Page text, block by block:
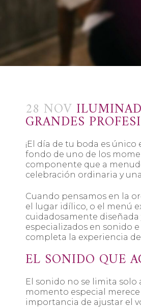
28 NOV
GRANDES
¡El día de tu boda es
fondo de uno de los
componente que a
celebración ordinaria y
Cuando pensamos en la
el lugar idílico, o el menú
cuidadosamente
especializados en sonido
completa la experiencia
EL SONIDO QUE
El sonido no se limita solo
momento especial
importancia de ajustar el